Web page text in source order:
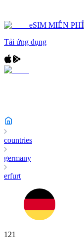
eSIM MIỄN PHÍ
Tải ứng dụng
countries
germany
erfurt
121